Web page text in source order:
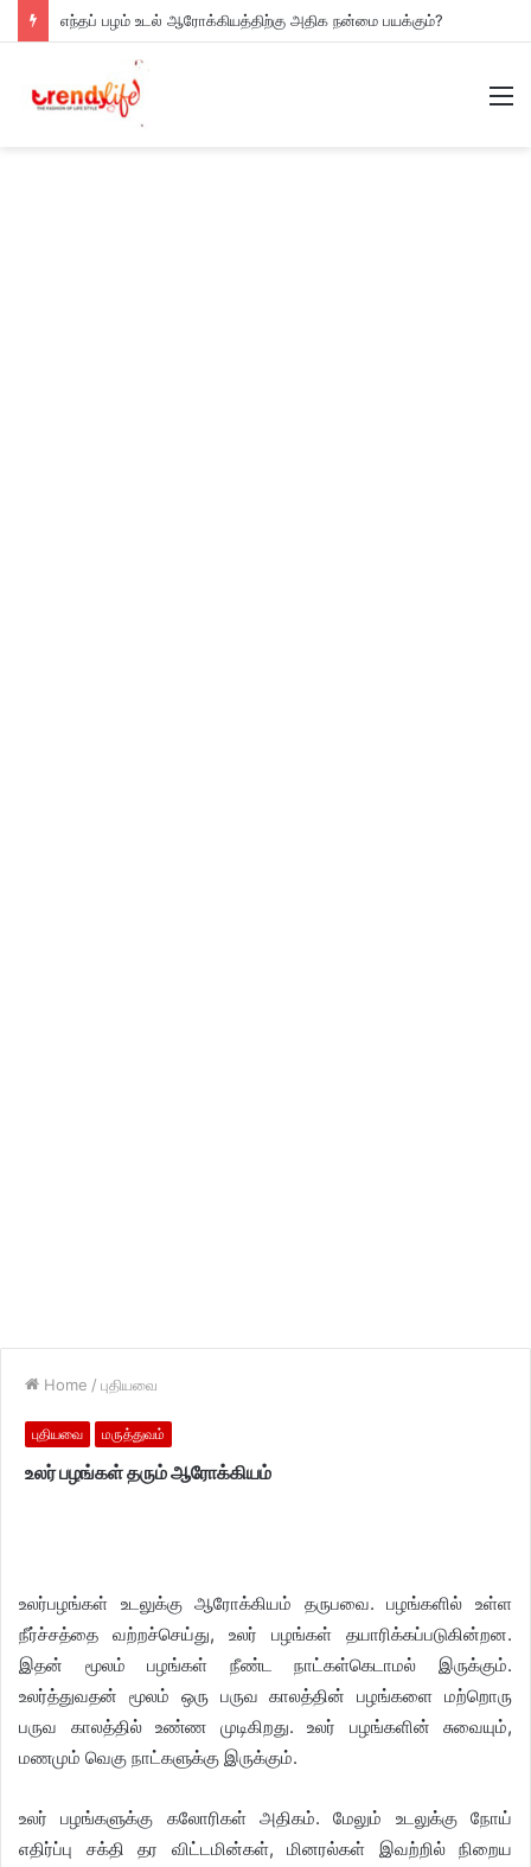
எந்தப் பழம் உடல் ஆரோக்கியத்திற்கு அதிக நன்மை பயக்கும்?
Home / புதியவை
புதியவை மருத்துவம்
உலர் பழங்கள் தரும் ஆரோக்கியம்
உலர்பழங்கள் உடலுக்கு ஆரோக்கியம் தருபவை. பழங்களில் உள்ள
நீர்ச்சத்தை வற்றச்செய்து, உலர் பழங்கள் தயாரிக்கப்படுகின்றன.
இதன் மூலம் பழங்கள் நீண்ட நாட்கள்கெடாமல் இருக்கும்.
உலர்த்துவதன் மூலம் ஒரு பருவ காலத்தின் பழங்களை மற்றொரு
பருவ காலத்தில் உண்ண முடிகிறது. உலர் பழங்களின் சுவையும்,
மணமும் வெகு நாட்களுக்கு இருக்கும்.
உலர் பழங்களுக்கு கலோரிகள் அதிகம். மேலும் உடலுக்கு நோய்
எதிர்ப்பு சக்தி தர விட்டமின்கள், மினரல்கள் இவற்றில் நிறைய